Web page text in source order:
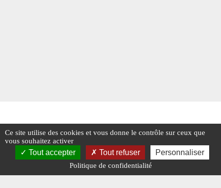
Ce site utilise des cookies et vous donne le contrôle sur ceux que
vous souhaitez activer
Tout accepter Tout refuser Personnaliser
Politique de confidentialité